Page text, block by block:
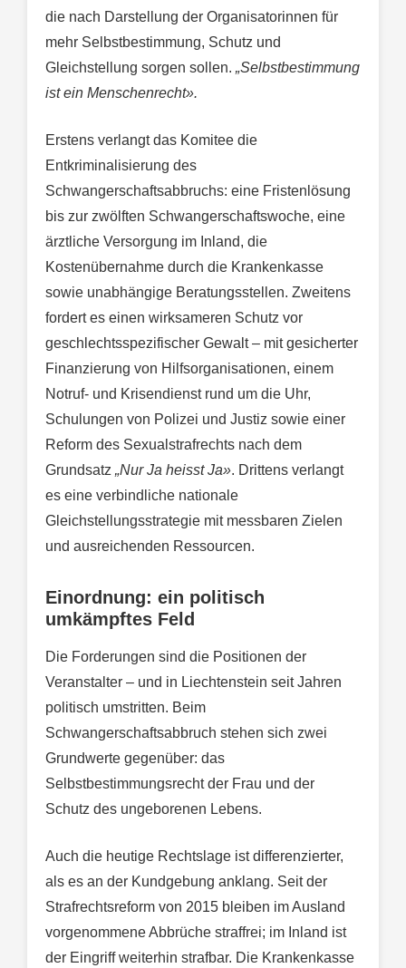
die nach Darstellung der Organisatorinnen für
mehr Selbstbestimmung, Schutz und
Gleichstellung sorgen sollen. „Selbstbestimmung
ist ein Menschenrecht».
Erstens verlangt das Komitee die
Entkriminalisierung des
Schwangerschaftsabbruchs: eine Fristenlösung
bis zur zwölften Schwangerschaftswoche, eine
ärztliche Versorgung im Inland, die
Kostenübernahme durch die Krankenkasse
sowie unabhängige Beratungsstellen. Zweitens
fordert es einen wirksameren Schutz vor
geschlechtsspezifischer Gewalt – mit gesicherter
Finanzierung von Hilfsorganisationen, einem
Notruf- und Krisendienst rund um die Uhr,
Schulungen von Polizei und Justiz sowie einer
Reform des Sexualstrafrechts nach dem
Grundsatz „Nur Ja heisst Ja». Drittens verlangt
es eine verbindliche nationale
Gleichstellungsstrategie mit messbaren Zielen
und ausreichenden Ressourcen.
Einordnung: ein politisch
umkämpftes Feld
Die Forderungen sind die Positionen der
Veranstalter – und in Liechtenstein seit Jahren
politisch umstritten. Beim
Schwangerschaftsabbruch stehen sich zwei
Grundwerte gegenüber: das
Selbstbestimmungsrecht der Frau und der
Schutz des ungeborenen Lebens.
Auch die heutige Rechtslage ist differenzierter,
als es an der Kundgebung anklang. Seit der
Strafrechtsreform von 2015 bleiben im Ausland
vorgenommene Abbrüche straffrei; im Inland ist
der Eingriff weiterhin strafbar. Die Krankenkasse